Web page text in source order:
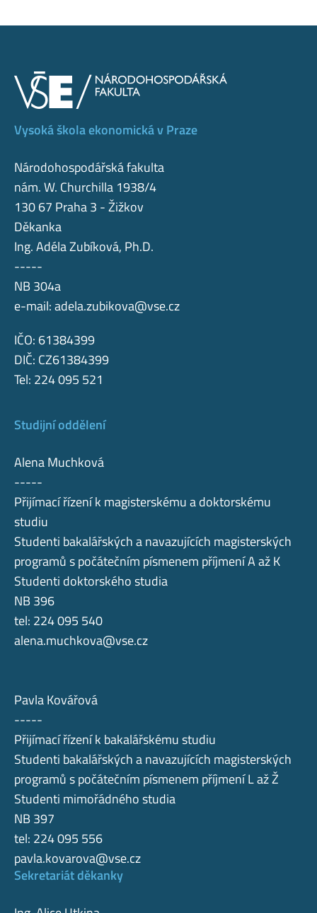
Vysoká škola ekonomická v Praze
Národohospodářská fakulta
nám. W. Churchilla 1938/4
130 67 Praha 3 - Žižkov
Děkanka
Ing. Adéla Zubíková, Ph.D.
-----
NB 304a
e-mail:adela.zubikova@vse.cz
IČO: 61384399
DIČ: CZ61384399
Tel: 224 095 521
Studijní oddělení
Alena Muchková
-----
Přijímací řízení k magisterskému a doktorskému
studiu
Studenti bakalářských a navazujících magisterských
programů s počátečním písmenem příjmení A až K
Studenti doktorského studia
NB 396
tel: 224 095 540
alena.muchkova@vse.cz
Pavla Kovářová
-----
Přijímací řízení k bakalářskému studiu
Studenti bakalářských a navazujících magisterských
programů s počátečním písmenem příjmení L až Ž
Studenti mimořádného studia
NB 397
tel: 224 095 556
pavla.kovarova@vse.cz
Sekretariát děkanky